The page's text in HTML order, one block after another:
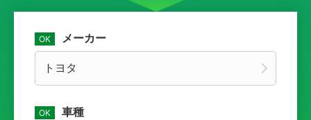
メーカー
車種